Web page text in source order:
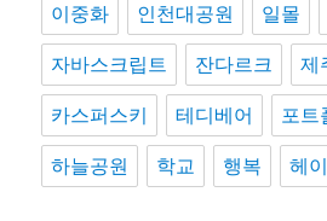
이중화 인천대공원 일몰
자바스크립트 잔다르크 제
카스퍼스키 테디베어 포트
하늘공원 학교 행복 헤